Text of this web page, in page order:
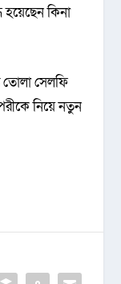
হয়েছেন কিনা
তোলা সেলফি
নিয়ে নতুন